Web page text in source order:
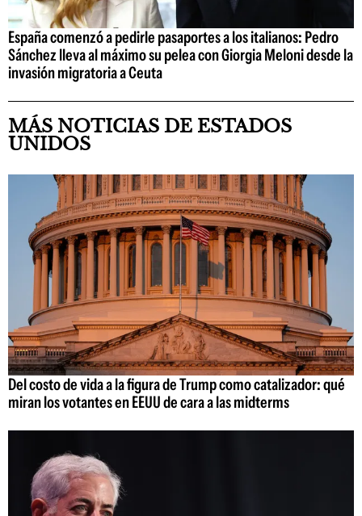
España comenzó a pedirle pasaportes a los italianos: Pedro
Sánchez lleva al máximo su pelea con Giorgia Meloni desde la
invasión migratoria a Ceuta
MÁS NOTICIAS DE ESTADOS
UNIDOS
Del costo de vida a la figura de Trump como catalizador: qué
miran los votantes en EEUU de cara a las midterms